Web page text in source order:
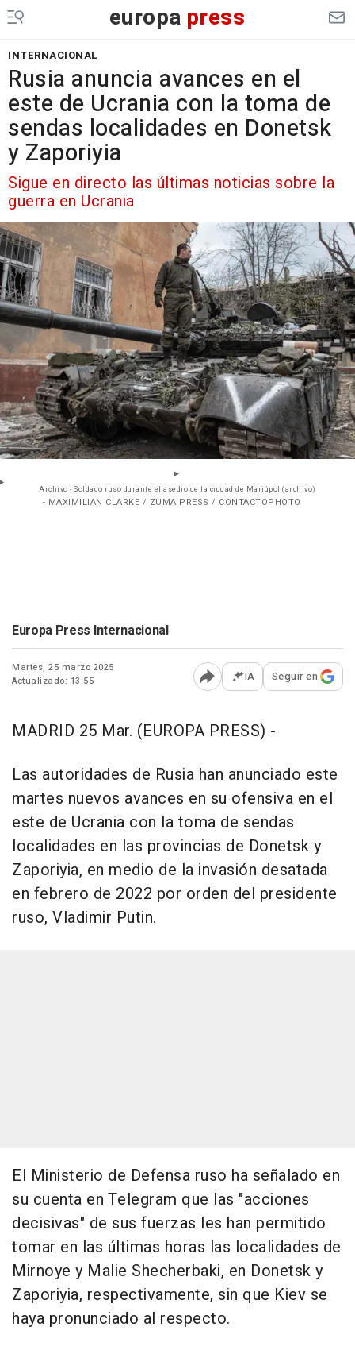
europa press
INTERNACIONAL
Rusia anuncia avances en el
este de Ucrania con la toma de
sendas localidades en Donetsk
y Zaporiyia
Sigue en directo las últimas noticias sobre la
guerra en Ucrania
Archivo - Soldado ruso durante el asedio de la ciudad de Mariúpol (archivo)
- MAXIMILIAN CLARKE / ZUMA PRESS / CONTACTOPHOTO
Europa Press Internacional
Martes, 25 marzo 2025
Actualizado: 13:55
Abrir opciones para
IA Seguir en
MADRID 25 Mar. (EUROPA PRESS) -
Las autoridades de Rusia han anunciado este
martes nuevos avances en su ofensiva en el
este de Ucrania con la toma de sendas
localidades en las provincias de Donetsk y
Zaporiyia, en medio de la invasión desatada
en febrero de 2022 por orden del presidente
ruso, Vladimir Putin.
El Ministerio de Defensa ruso ha señalado en
su cuenta en Telegram que las "acciones
decisivas" de sus fuerzas les han permitido
tomar en las últimas horas las localidades de
Mirnoye y Malie Shecherbaki, en Donetsk y
Zaporiyia, respectivamente, sin que Kiev se
haya pronunciado al respecto.